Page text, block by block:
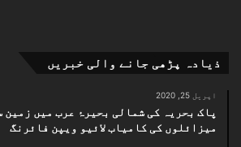
ذیادہ پڑھی جانے والی خبریں
اپریل 25, 2020
پاک بحریہ کی شمالی بحیرۂ عرب میں زمین
میزائلوں کی کامیاب لائیو ویپن فائرنگ